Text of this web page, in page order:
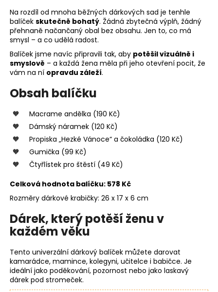
Na rozdíl od mnoha běžných dárkových sad je tenhle
balíček skutečně bohatý. Žádná zbytečná výplň, žádný
přehnaně načančaný obal bez obsahu. Jen to, co má
smysl – a co udělá radost.
Balíček jsme navíc připravili tak, aby potěšil vizuálně i
smyslově – a každá žena měla při jeho otevření pocit, že
vám na ní opravdu záleží.
Obsah balíčku
Macrame andělka (190 Kč)
Dámský náramek (120 Kč)
Propiska „Hezké Vánoce“ a čokoládka (120 Kč)
Gumička (99 Kč)
Čtyřlístek pro štěstí (49 Kč)
Celková hodnota balíčku: 578 Kč
Rozměry dárkové krabičky: 26 x 17 x 6 cm
Dárek, který potěší ženu v
každém věku
Tento univerzální dárkový balíček můžete darovat
kamarádce, mamince, kolegyni, učitelce i babičce. Je
ideální jako poděkování, pozornost nebo jako laskavý
dárek pod stromeček.